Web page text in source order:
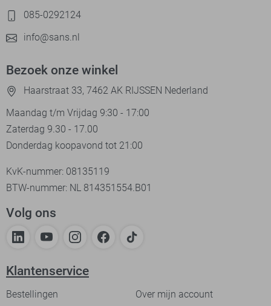
085-0292124
info@sans.nl
Bezoek onze winkel
Haarstraat 33, 7462 AK RIJSSEN Nederland
Maandag t/m Vrijdag 9:30 - 17:00
Zaterdag 9.30 - 17.00
Donderdag koopavond tot 21:00
KvK-nummer: 08135119
BTW-nummer: NL 814351554.B01
Volg ons
Klantenservice
Bestellingen
Over mijn account